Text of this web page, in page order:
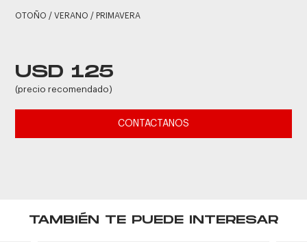
OTOÑO / VERANO / PRIMAVERA
USD 125
(precio recomendado)
CONTACTANOS
TAMBIÉN TE PUEDE INTERESAR